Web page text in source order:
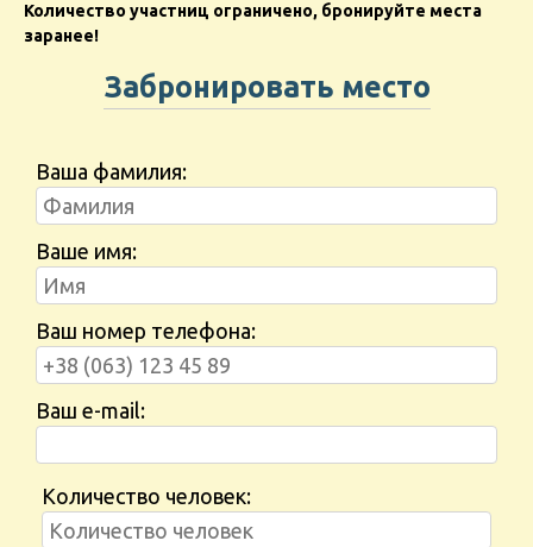
Количество участниц ограничено, бронируйте места
заранее!
Забронировать место
Ваша фамилия:
Ваше имя:
Ваш номер телефона:
Ваш e-mail:
Количество человек: